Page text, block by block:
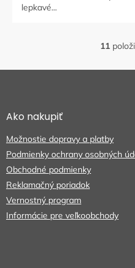
lepkavé...
11
ä
e
Ako nakupiť
Možnostie dopravy a platby
Podmienky ochrany osobných
Obchodné podmienky
Reklamačný poriadok
Vernostný program
Informácie pre veľkoobchody